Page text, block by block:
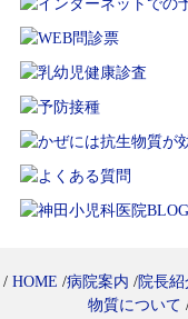
/ HOME /病院案内 /院長紹
物質について